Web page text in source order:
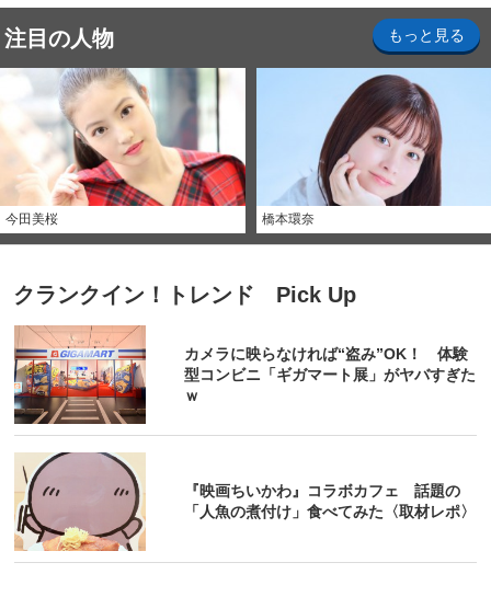
注目の人物 もっと見る
今田美桜 橋本環奈
クランクイン！トレンド Pick Up
カメラに映らなければ“盗み”OK！ 体験
型コンビニ「ギガマート展」がヤバすぎた
ｗ
『映画ちいかわ』コラボカフェ 話題の
「人魚の煮付け」食べてみた〈取材レポ〉